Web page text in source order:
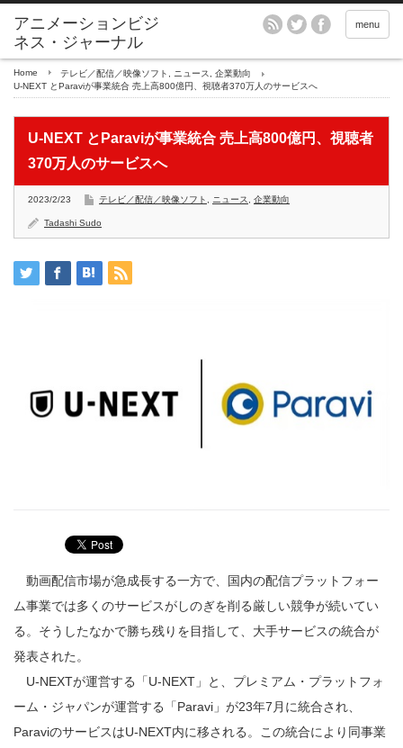
アニメーションビジ
ネス・ジャーナル
menu
Home テレビ／配信／映像ソフト ニュース
企業動向
U-NEXT とParaviが事業統合 売上高800億円、視聴者370万人のサービスへ
U-NEXT とParaviが事業統合 売上高800億円、視聴者
370万人のサービスへ
2023/2/23 テレビ／配信／映像ソフト ニュース 企業動向
Tadashi Sudo
動画配信市場が急成長する一方で、国内の配信プラットフォー
ム事業では多くのサービスがしのぎを削る厳しい競争が続いてい
る。そうしたなかで勝ち残りを目指して、大手サービスの統合が
発表された。
U-NEXTが運営する「U-NEXT」と、プレミアム・プラットフォ
ーム・ジャパンが運営する「Paravi」が23年7月に統合され、
ParaviのサービスはU-NEXT内に移される。この統合により同事業